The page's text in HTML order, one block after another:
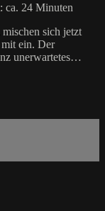
ca. 24 Minuten
sich jetzt
ein. Der
unerwartetes…